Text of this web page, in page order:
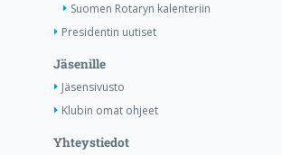
Suomen Rotaryn kalenteriin
Presidentin uutiset
Jäsenille
Jäsensivusto
Klubin omat ohjeet
Yhteystiedot